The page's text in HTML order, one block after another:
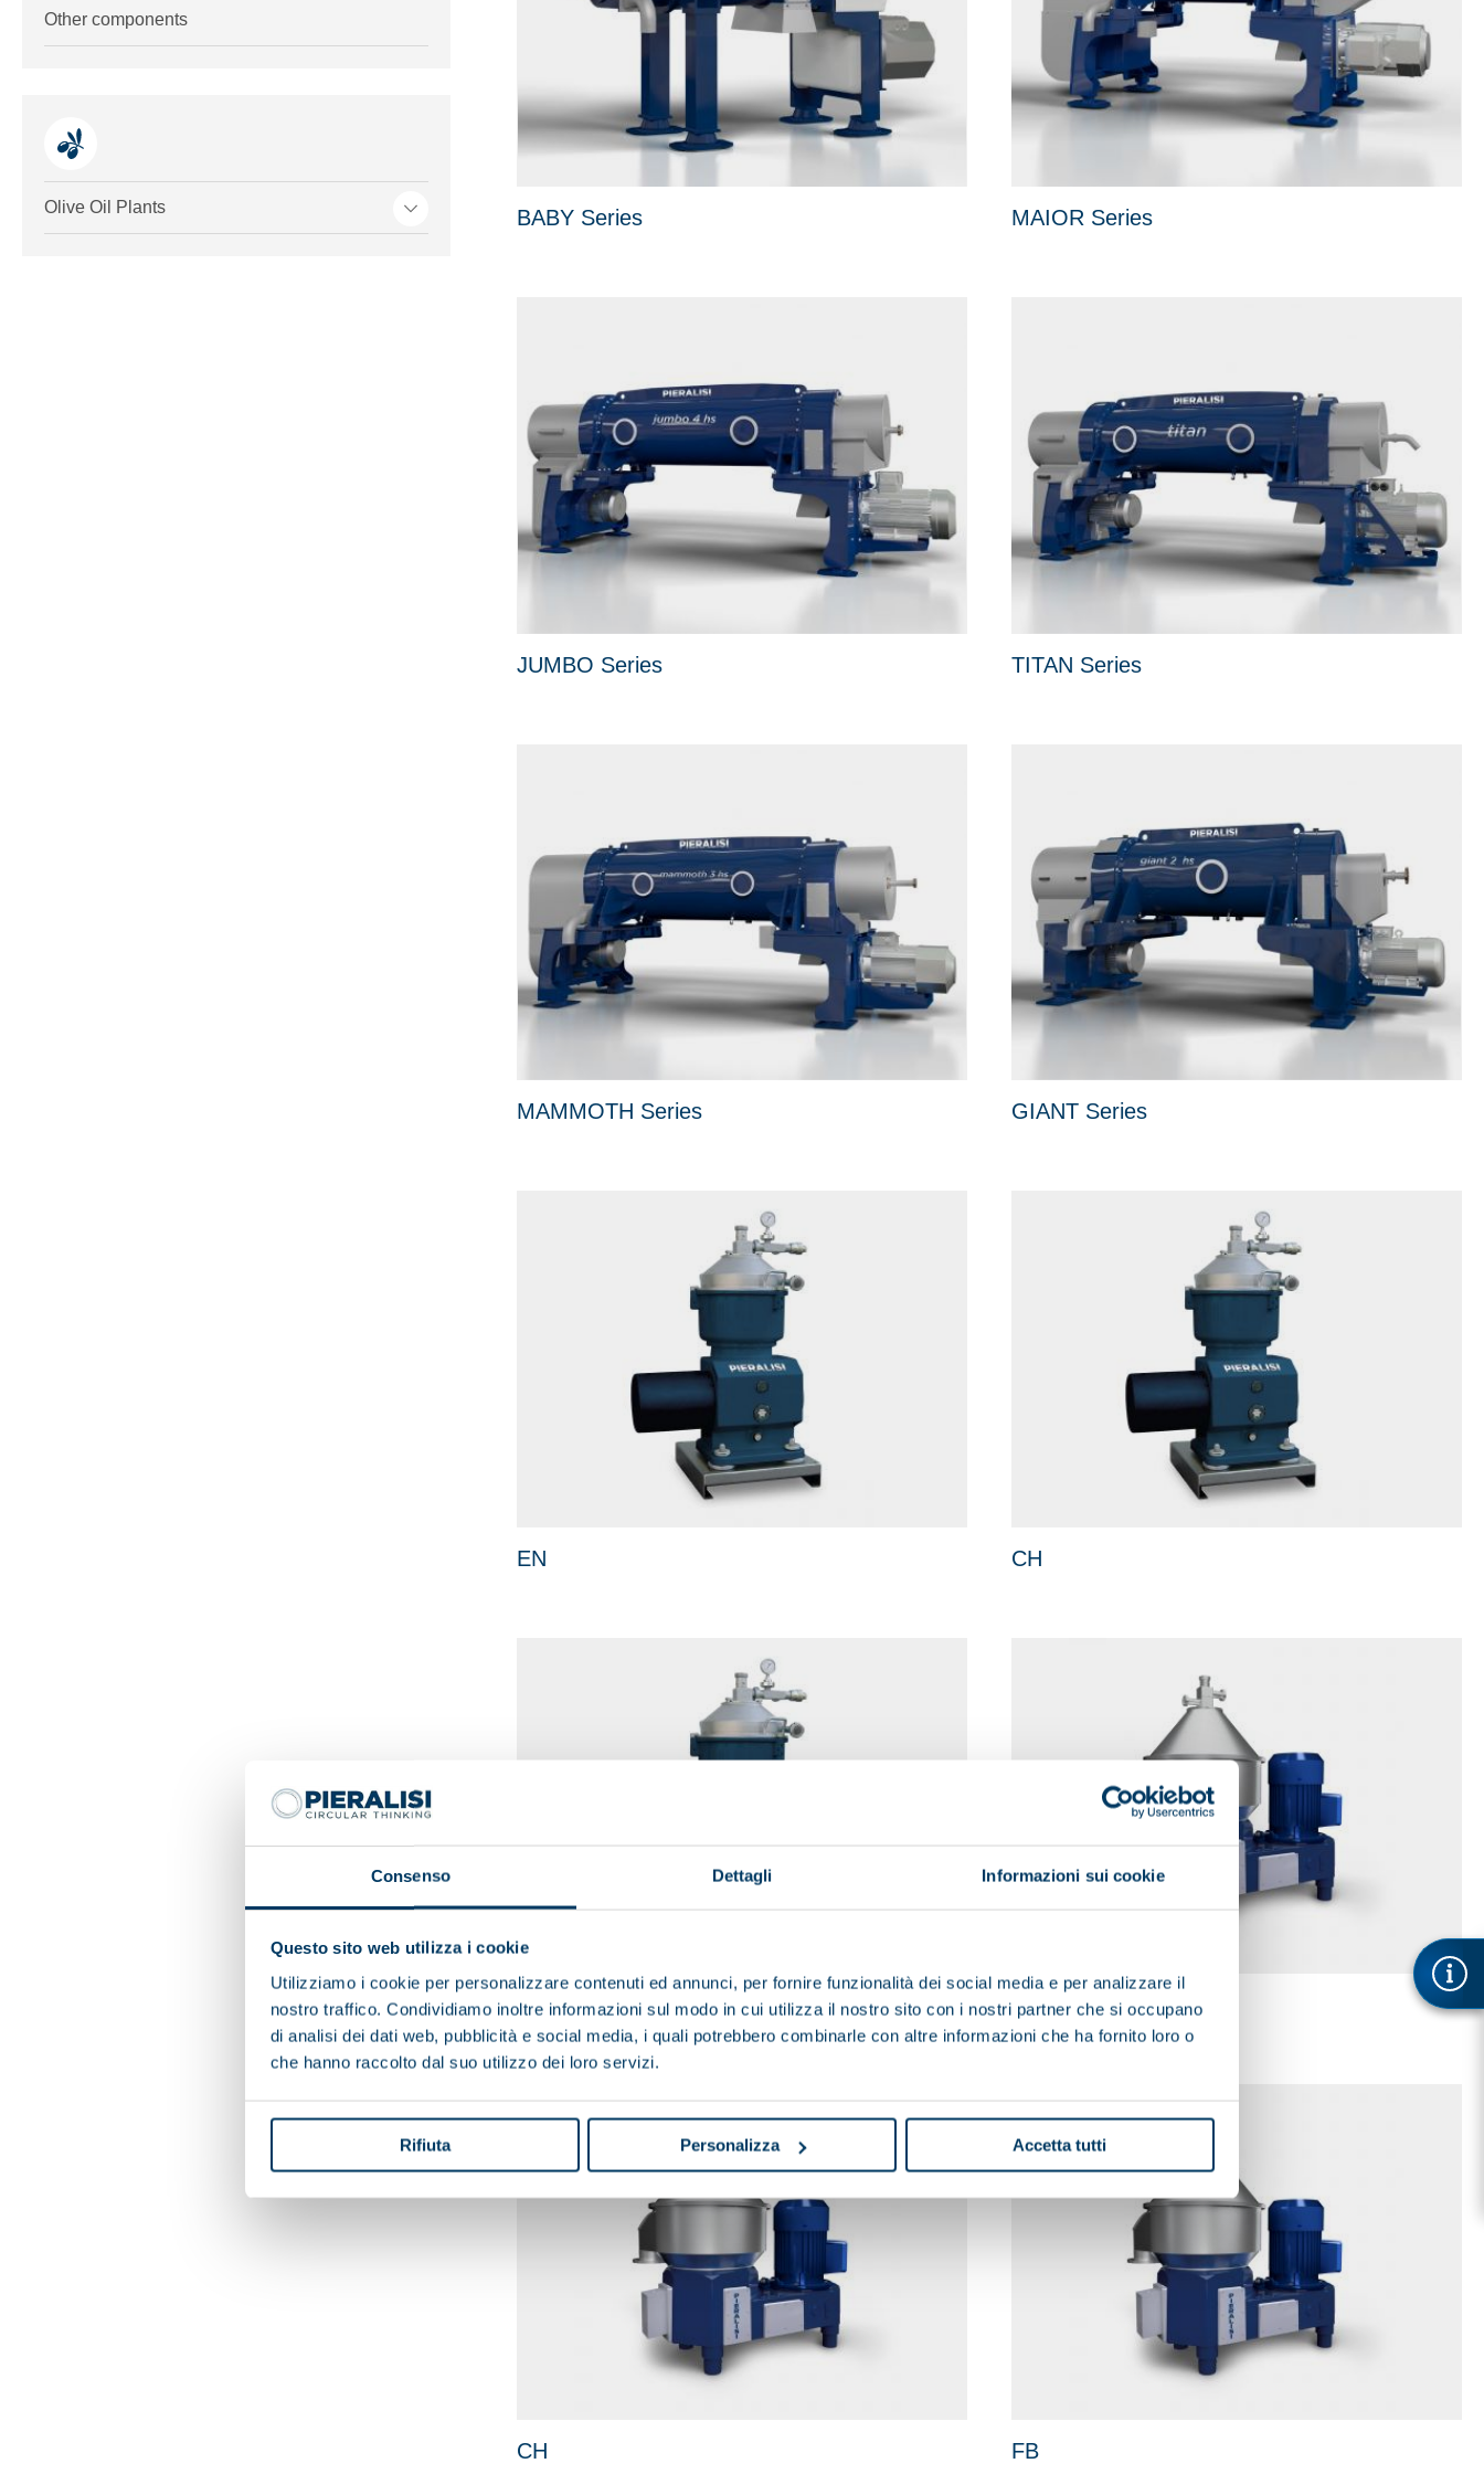
Consenso Dettagli Informazioni sui cookie
Questo sito web utilizza i cookie
Utilizziamo i cookie per personalizzare contenuti ed annunci, per fornire funzionalità dei social media e per analizzare il
nostro traffico. Condividiamo inoltre informazioni sul modo in cui utilizza il nostro sito con i nostri partner che si occupano
di analisi dei dati web, pubblicità e social media, i quali potrebbero combinarle con altre informazioni che ha fornito loro o
che hanno raccolto dal suo utilizzo dei loro servizi.
Rifiuta Personalizza Accetta tutti
Other components
Olive Oil Plants BABY Series MAIOR Series
JUMBO Series TITAN Series
MAMMOTH Series GIANT Series
EN CH
FB EN
CH FB